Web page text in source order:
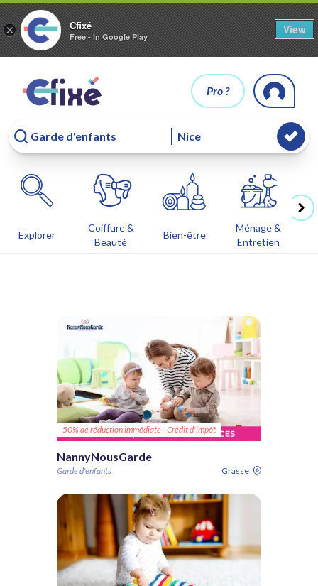
× Cfixé
Free - In Google Play
View
Pro ?
Explorer
Coiffure &
Beauté
Bien-être
Ménage &
Entretien
-50% de réduction immédiate - Crédit d'impôt
NannyNousGarde
Garde d'enfants Grasse